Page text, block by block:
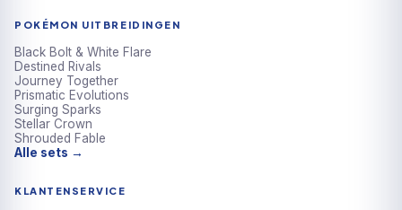
POKÉMON UITBREIDINGEN
Black Bolt & White Flare
Destined Rivals
Journey Together
Prismatic Evolutions
Surging Sparks
Stellar Crown
Shrouded Fable
Alle sets →
KLANTENSERVICE